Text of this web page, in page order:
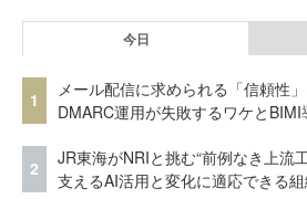
今日
1
メール配信に求められる「信頼性
DMARC運用が失敗するワケと
2
JR東海がNRIと挑む“前例なき上
支えるAI活用と変化に適応できる